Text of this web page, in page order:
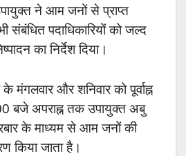
ने आम जनों से प्राप्त
पदाधिकारियों को जल्द
का निर्देश दिया।
मंगलवार और शनिवार को पूर्वाह्न
बजे अपराह्न तक उपायुक्त अबु
के माध्यम से आम जनों की
किया जाता है।